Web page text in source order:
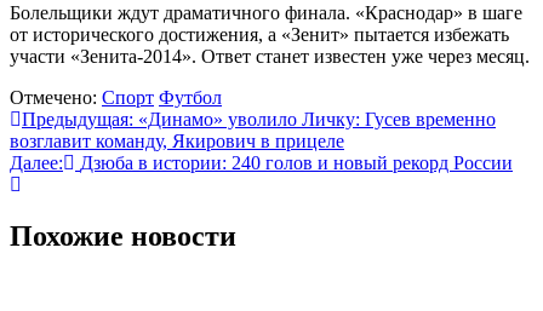
Болельщики ждут драматичного финала. «Краснодар» в шаге
от исторического достижения, а «Зенит» пытается избежать
участи «Зенита-2014». Ответ станет известен уже через месяц.
Отмечено: Спорт Футбол
Навигация
по
записям
Предыдущая: «Динамо» уволило Личку: Гусев временно
возглавит команду, Якирович в прицеле
Далее:
Дзюба в истории: 240 голов и новый рекорд России
Похожие новости